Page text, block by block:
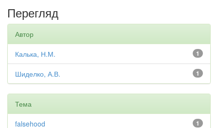
Перегляд
Автор
1
Калька, Н.М.
1
Шиделко, А.В.
Тема
1
falsehood